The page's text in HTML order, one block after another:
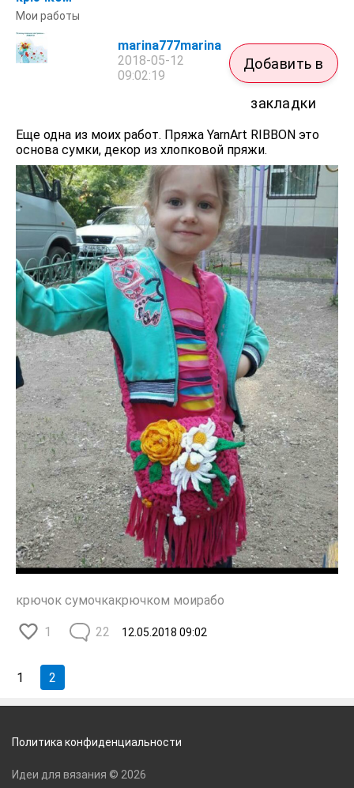
Мои работы
marina777marina
2018-05-12
09:02:19
Добавить в
закладки
Еще одна из моих работ. Пряжа YarnArt RIBBON это
основа сумки, декор из хлопковой пряжи.
крючок сумочкакрючком моирабо
1 12.05.2018 09:02
22
1 2
Политика конфиденциальности
Идеи для вязания © 2026